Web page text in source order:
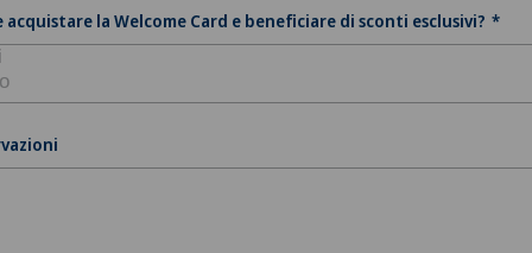
acquistare la Welcome Card e beneficiare di sconti esclusivi?